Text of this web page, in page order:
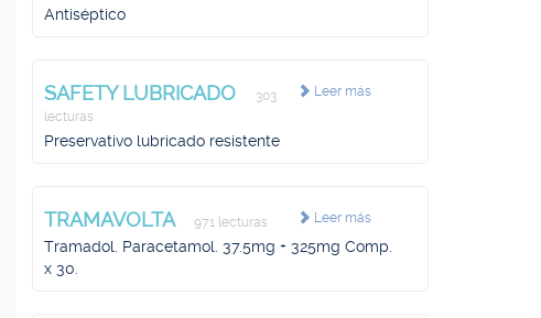
Antiséptico
Leer más
SAFETY LUBRICADO
303
lecturas
Preservativo lubricado resistente
Leer más
TRAMAVOLTA 971 lecturas
Tramadol. Paracetamol. 37.5mg + 325mg Comp.
x 30.